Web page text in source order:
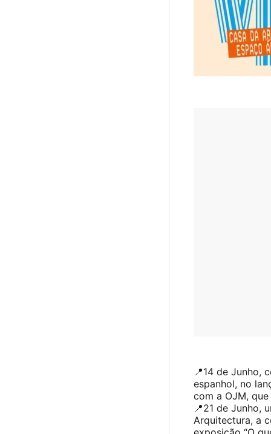
📍14 de Junho,
espanhol, no
com a OJM,
📍21 de Junho,
Arquitectura, a